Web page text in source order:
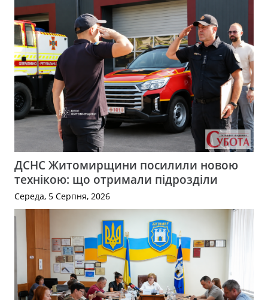
ДСНС Житомирщини посилили новою
технікою: що отримали підрозділи
Середа, 5 Серпня, 2026